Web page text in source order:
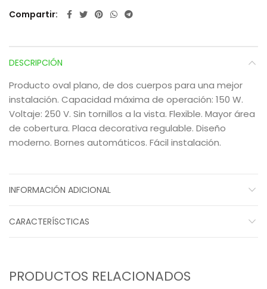
Compartir
DESCRIPCIÓN
Producto oval plano, de dos cuerpos para una mejor
instalación. Capacidad máxima de operación: 150 W.
Voltaje: 250 V. Sin tornillos a la vista. Flexible. Mayor área
de cobertura. Placa decorativa regulable. Diseño
moderno. Bornes automáticos. Fácil instalación.
INFORMACIÓN ADICIONAL
CARACTERÍSCTICAS
PRODUCTOS RELACIONADOS